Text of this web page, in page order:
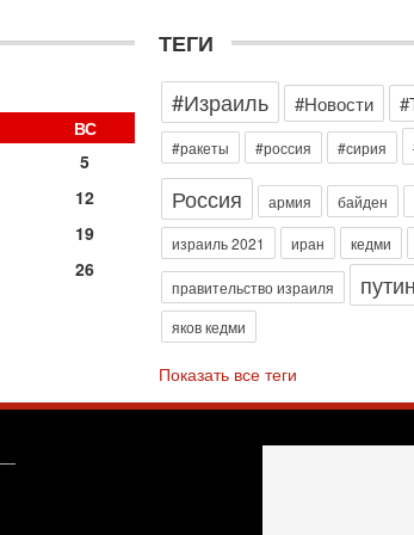
ВС
5
12
19
26
ТЕГИ
#Израиль
#Новости
#ракеты #россия #сирия
Россия армия байден
израиль 2021 иран кедми
правительство израиля путин
яков кедми
Показать все теги